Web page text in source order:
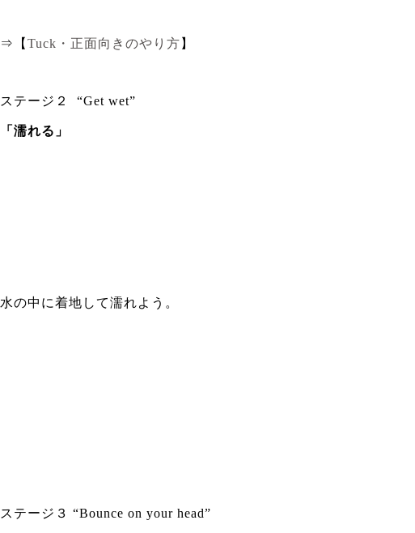
⇒【 Tuck・正面向きのやり方 】
ステージ２ “Get wet”
「濡れる」
水の中に着地して濡れよう。
ステージ３ “Bounce on your head”